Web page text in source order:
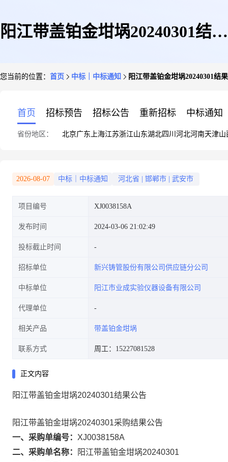
阳江带盖铂金坩埚20240301结果
您当前的位置： 首页 中标｜中标通知 阳江带盖铂金坩埚20240301结
首页 招标预告 招标公告 重新招标 中标通知
省份地区： 北京广东 上海江苏浙江山东湖北四川 河北河南天津山
2026-08-07 中标｜中标通知 河北省 邯郸市 武安市
项目编号 XJ0038158A
发布时间 2024-03-06 21:02:49
投标截止时间
招标单位 新兴铸管股份有限公司供应链分公司
中标单位 阳江市业成实验仪器设备有限公司
代理单位
相关产品 带盖铂金坩埚
联系方式 周工：15227081528
正文内容
阳江带盖铂金坩埚20240301结果公告
阳江带盖铂金坩埚20240301采购结果公告
一、采购单编号： XJ0038158A
二、采购单名称：
阳江带盖铂金坩埚20240301